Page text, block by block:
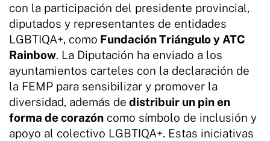
con la participación del presidente provincial,
diputados y representantes de entidades
LGBTIQA+, como Fundación Triángulo y ATC
Rainbow. La Diputación ha enviado a los
ayuntamientos carteles con la declaración de
la FEMP para sensibilizar y promover la
diversidad, además de distribuir un pin en
forma de corazón como símbolo de inclusión y
apoyo al colectivo LGBTIQA+. Estas iniciativas